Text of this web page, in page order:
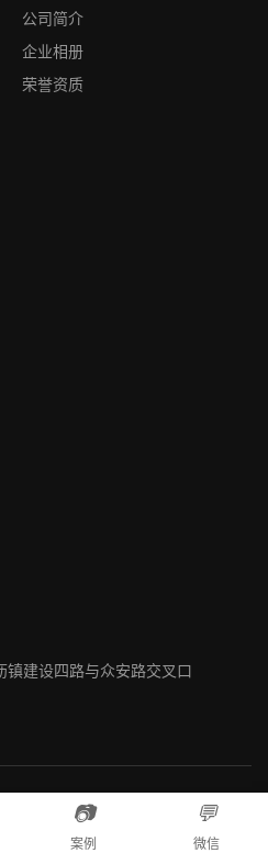
公司简介
企业相册
荣誉资质
镇建设四路与众安路交叉口
权所有 © 2026 浙ICP备19019150
📷
案例
💬
微信